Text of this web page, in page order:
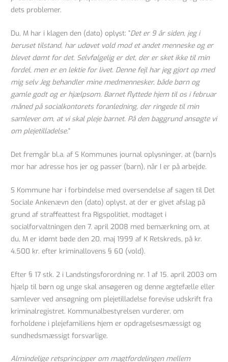
dets problemer.
Du, M har i klagen den (dato) oplyst: ”Det er 9 år siden, jeg i
beruset tilstand, har udøvet vold mod et andet menneske og er
blevet dømt for det. Selvfølgelig er det, der er sket ikke til min
fordel, men er en lektie for livet. Denne fejl har jeg gjort op med
mig selv Jeg behandler mine medmennesker, både børn og
gamle godt og er hjælpsom. Barnet flyttede hjem til os i februar
måned på socialkontorets foranledning, der ringede til min
samlever om, at vi skal pleje barnet. På den baggrund ansøgte vi
om plejetilladelse.”
Det fremgår bl.a. af S Kommunes journal oplysninger, at (barn)s
mor har adresse hos jer og passer (barn), når I er på arbejde.
S Kommune har i forbindelse med oversendelse af sagen til Det
Sociale Ankenævn den (dato) oplyst, at der er givet afslag på
grund af straffeattest fra Rigspolitiet, modtaget i
socialforvaltningen den 7. april 2008 med bemærkning om, at
du, M er idømt bøde den 20. maj 1999 af K Retskreds, på kr.
4.500 kr. efter kriminallovens § 60 (vold).
Efter § 17 stk. 2 i Landstingsforordning nr. 1 af 15. april 2003 om
hjælp til børn og unge skal ansøgeren og denne ægtefælle eller
samlever ved ansøgning om plejetilladelse forevise udskrift fra
kriminalregistret. Kommunalbestyrelsen vurderer, om
forholdene i plejefamiliens hjem er opdragelsesmæssigt og
sundhedsmæssigt forsvarlige.
Almindelige retsprincipper om magtfordelingen mellem